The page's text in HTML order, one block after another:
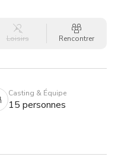
Loisirs Rencontrer
Casting & Équipe
15 personnes